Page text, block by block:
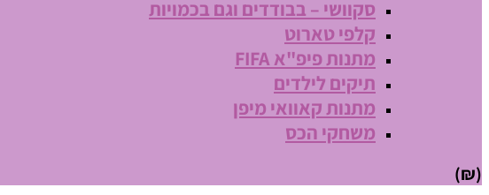
סקוושי – בבודדים וגם בכמויות
קלפי טארוט
מתנות פיפ"א FIFA
תיקים לילדים
מתנות קאוואי מיפן
משחקי הכס
(₪)